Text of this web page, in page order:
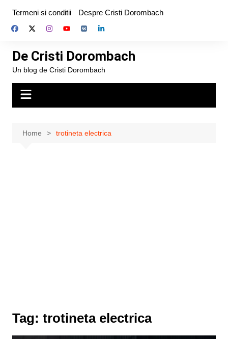
content
Termeni si conditii Despre Cristi Dorombach
De Cristi Dorombach
Un blog de Cristi Dorombach
Home trotineta electrica
Tag: trotineta electrica